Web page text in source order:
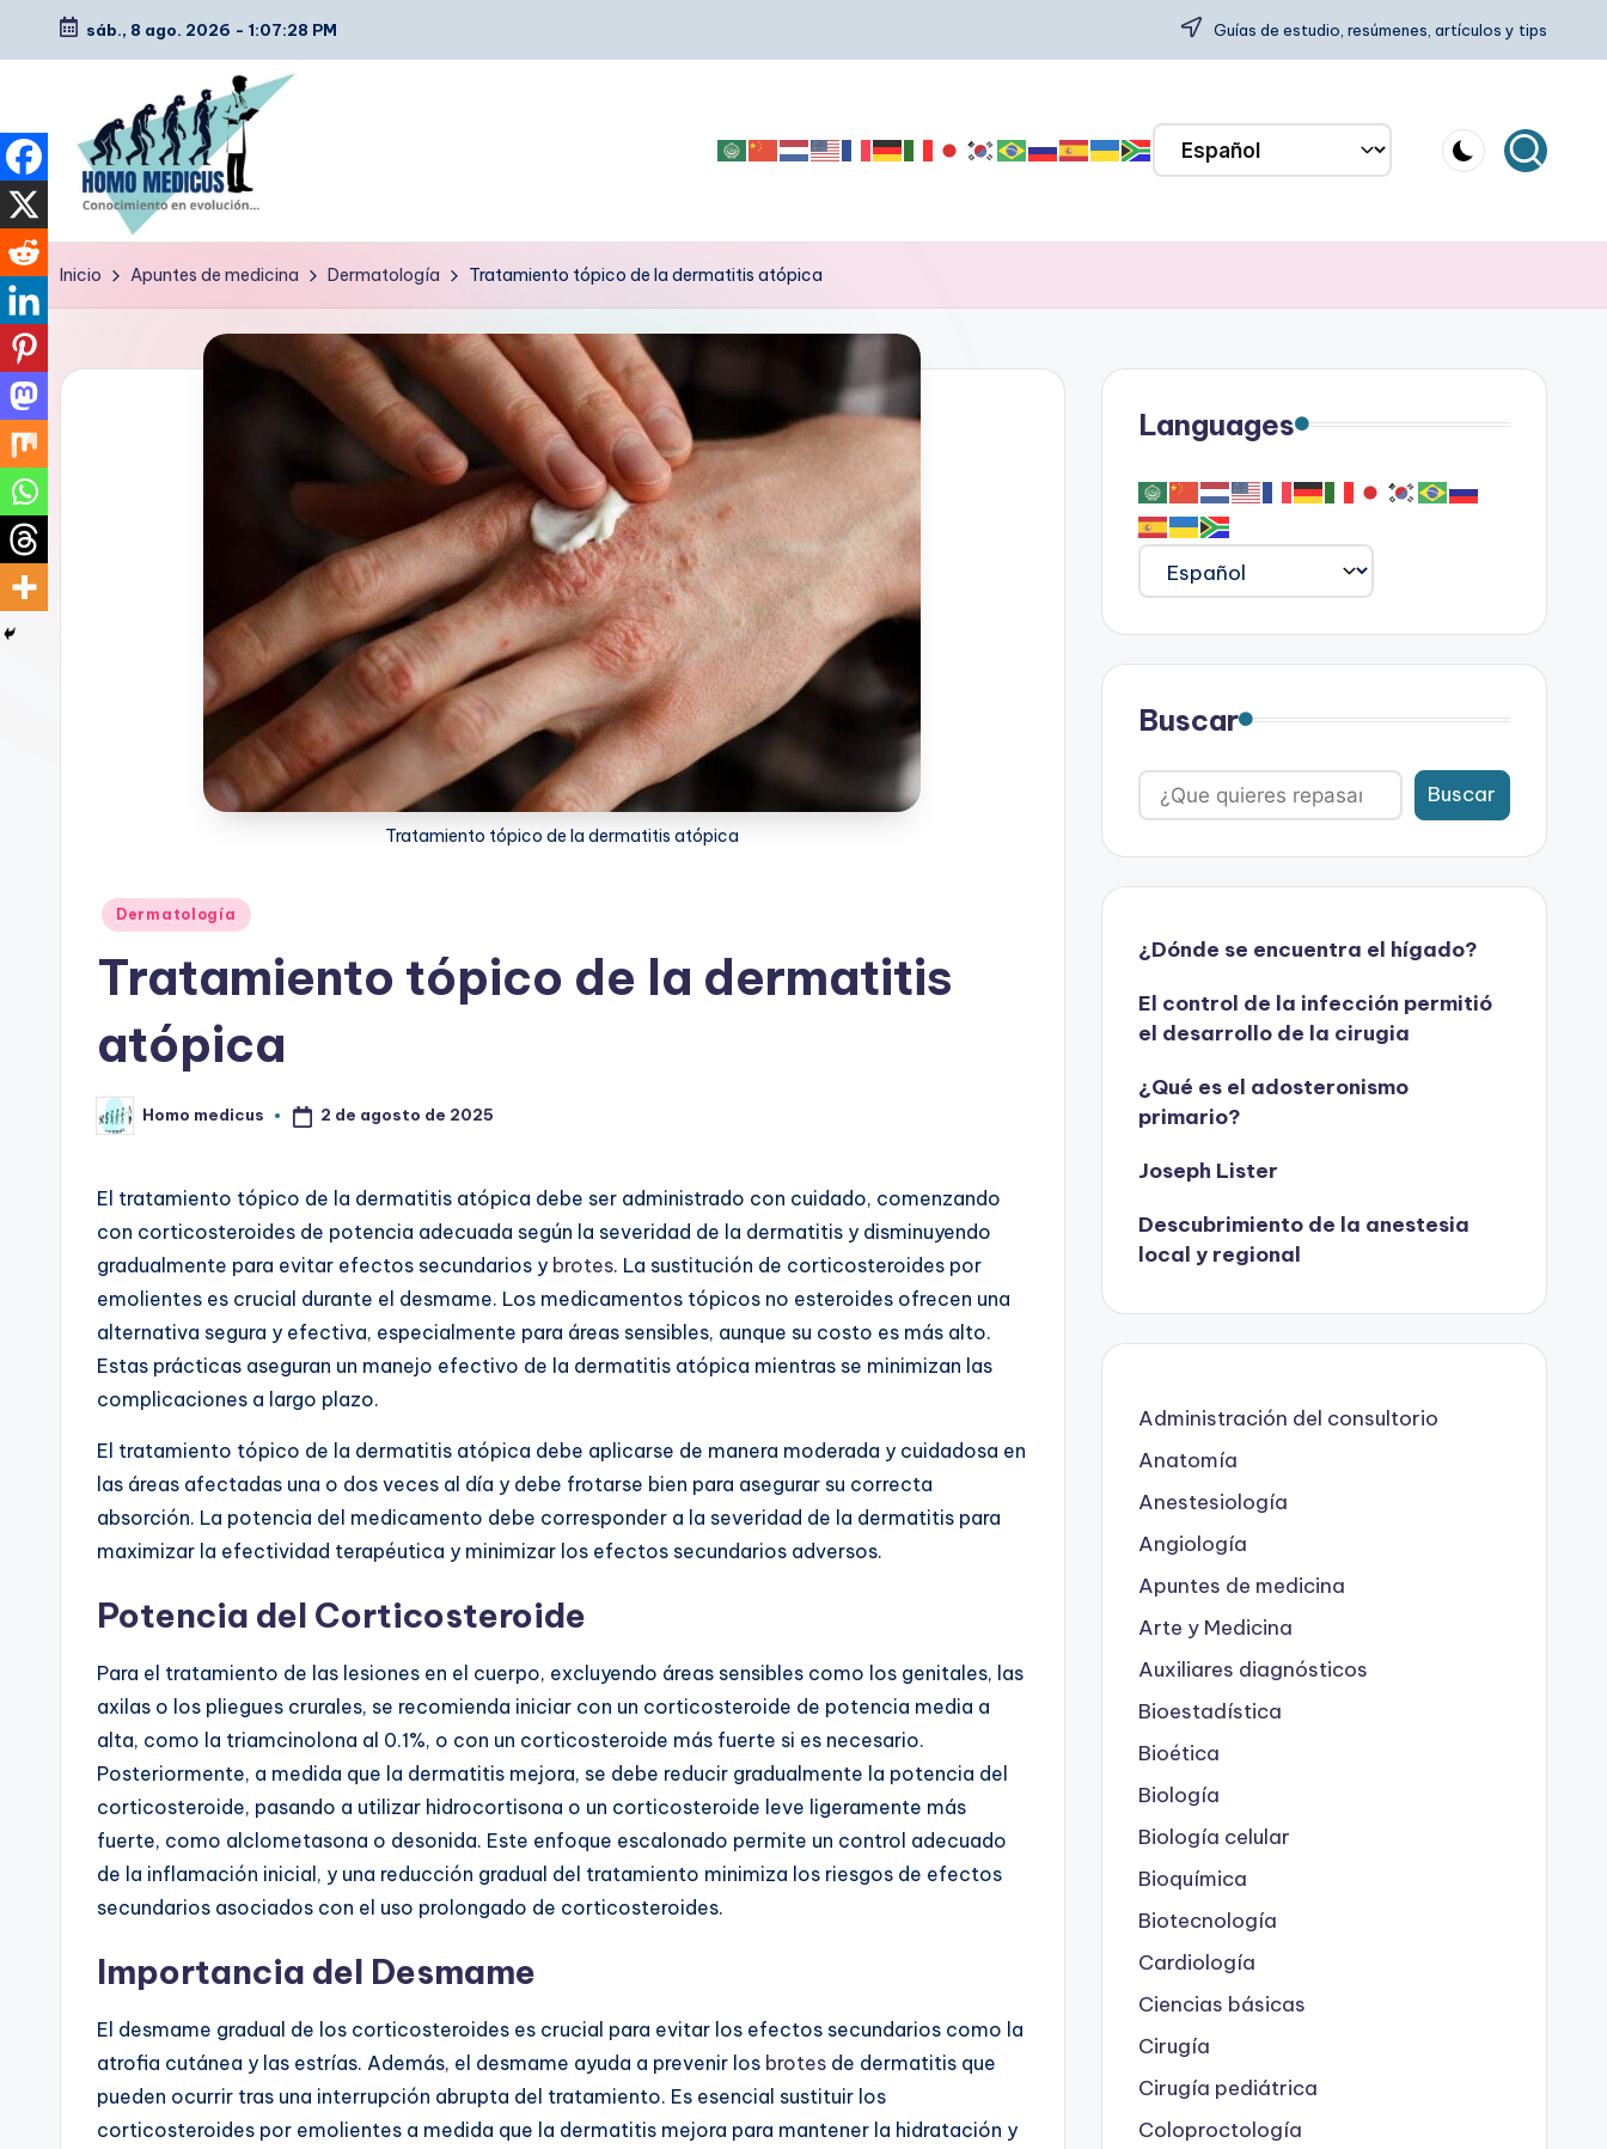
Saltar
contenido
sáb., 8 ago. 2026 - 1:07:29 PM Guías de estudio, resúmenes, artículos y tips
H
o
m
Guías
resúmenes,
Inicio Apuntes de medicina Dermatología Tratamiento tópico de la dermatitis atópica
Tratamiento tópico de la dermatitis atópica
Publicado
Dermatología
Tratamiento tópico de la dermatitis
atópica
Publicado
por
Homo medicus 2 de agosto de 2025
El tratamiento tópico de la dermatitis atópica debe ser administrado con cuidado, comenzando
con corticosteroides de potencia adecuada según la severidad de la dermatitis y disminuyendo
gradualmente para evitar efectos secundarios y brotes. La sustitución de corticosteroides por
emolientes es crucial durante el desmame. Los medicamentos tópicos no esteroides ofrecen una
alternativa segura y efectiva, especialmente para áreas sensibles, aunque su costo es más alto.
Estas prácticas aseguran un manejo efectivo de la dermatitis atópica mientras se minimizan las
complicaciones a largo plazo.
El tratamiento tópico de la dermatitis atópica debe aplicarse de manera moderada y cuidadosa en
las áreas afectadas una o dos veces al día y debe frotarse bien para asegurar su correcta
absorción. La potencia del medicamento debe corresponder a la severidad de la dermatitis para
maximizar la efectividad terapéutica y minimizar los efectos secundarios adversos.
Potencia del Corticosteroide
Para el tratamiento de las lesiones en el cuerpo, excluyendo áreas sensibles como los genitales, las
axilas o los pliegues crurales, se recomienda iniciar con un corticosteroide de potencia media a
alta, como la triamcinolona al 0.1%, o con un corticosteroide más fuerte si es necesario.
Posteriormente, a medida que la dermatitis mejora, se debe reducir gradualmente la potencia del
corticosteroide, pasando a utilizar hidrocortisona o un corticosteroide leve ligeramente más
fuerte, como alclometasona o desonida. Este enfoque escalonado permite un control adecuado
de la inflamación inicial, y una reducción gradual del tratamiento minimiza los riesgos de efectos
secundarios asociados con el uso prolongado de corticosteroides.
Importancia del Desmame
El desmame gradual de los corticosteroides es crucial para evitar los efectos secundarios como la
atrofia cutánea y las estrías. Además, el desmame ayuda a prevenir los brotes de dermatitis que
pueden ocurrir tras una interrupción abrupta del tratamiento. Es esencial sustituir los
corticosteroides por emolientes a medida que la dermatitis mejora para mantener la hidratación y
Languages
Buscar
Buscar
¿Dónde se encuentra el hígado?
El control de la infección permitió
el desarrollo de la cirugia
¿Qué es el adosteronismo
primario?
Joseph Lister
Descubrimiento de la anestesia
local y regional
Administración del consultorio
Anatomía
Anestesiología
Angiología
Apuntes de medicina
Arte y Medicina
Auxiliares diagnósticos
Bioestadística
Bioética
Biología
Biología celular
Bioquímica
Biotecnología
Cardiología
Ciencias básicas
Cirugía
Cirugía pediátrica
Coloproctología